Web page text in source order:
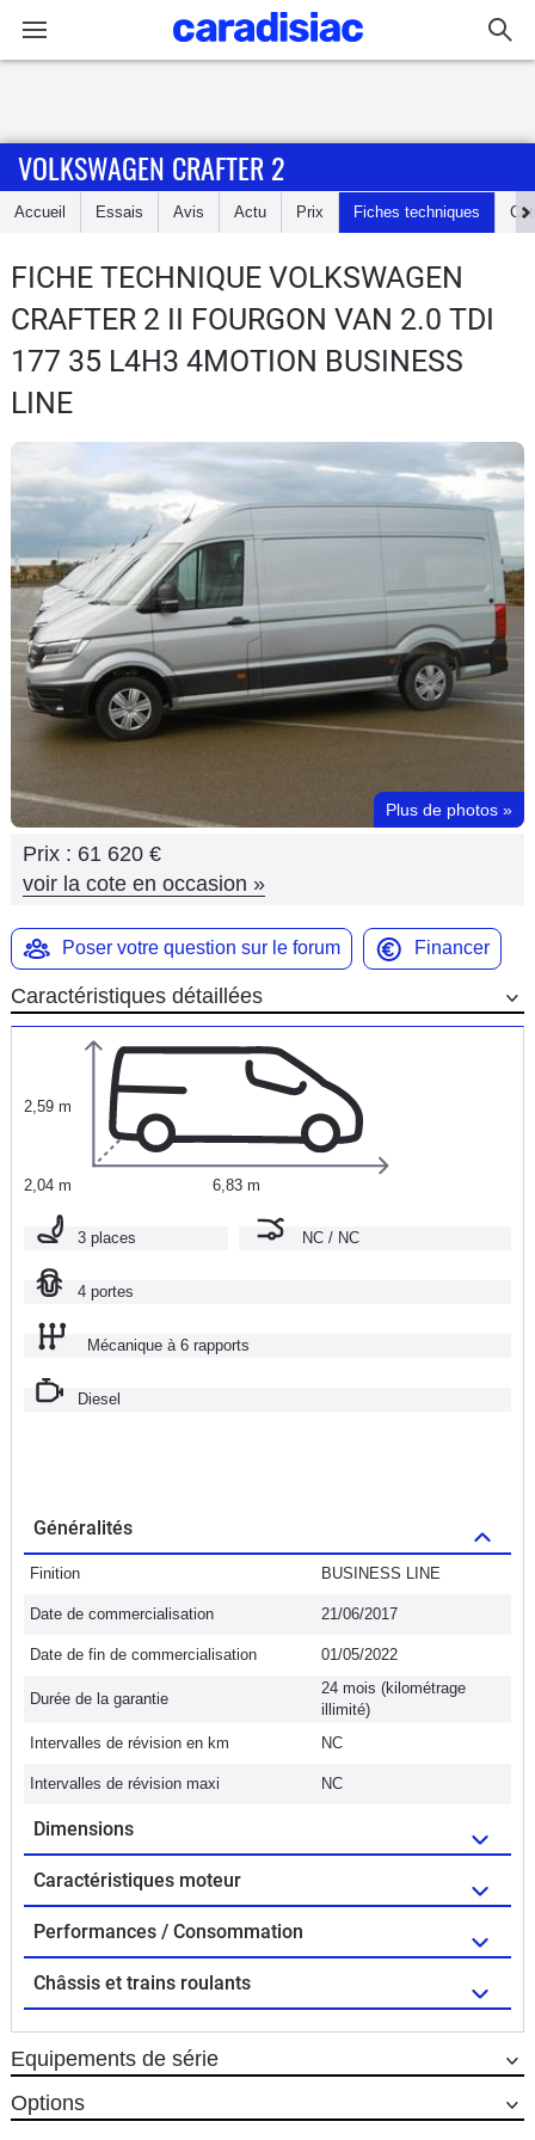
Accueil
Essais
Guide
d'achat
Electriques
Utilitaires
Flottes
Auto
Services
Forum
VOLKSWAGEN CRAFTER 2
Accueil Essais Avis Actu Prix Fiches techniques
FICHE TECHNIQUE VOLKSWAGEN
CRAFTER 2 II FOURGON VAN 2.0 TDI
177 35 L4H3 4MOTION BUSINESS
LINE
Plus de photos »
Prix : 61 620 €
voir la cote en occasion »
Poser votre question sur le forum Financer
Caractéristiques détaillées
2,59 m
2,04 m 6,83 m
3 places NC / NC
4 portes
Mécanique à 6 rapports
Diesel
Généralités
Finition BUSINESS LINE
Date de commercialisation 21/06/2017
Date de fin de commercialisation 01/05/2022
Durée de la garantie
24 mois (kilométrage
illimité)
Intervalles de révision en km
NC
Intervalles de révision maxi NC
Dimensions
Caractéristiques moteur
Performances / Consommation
Châssis et trains roulants
Equipements de série
Options